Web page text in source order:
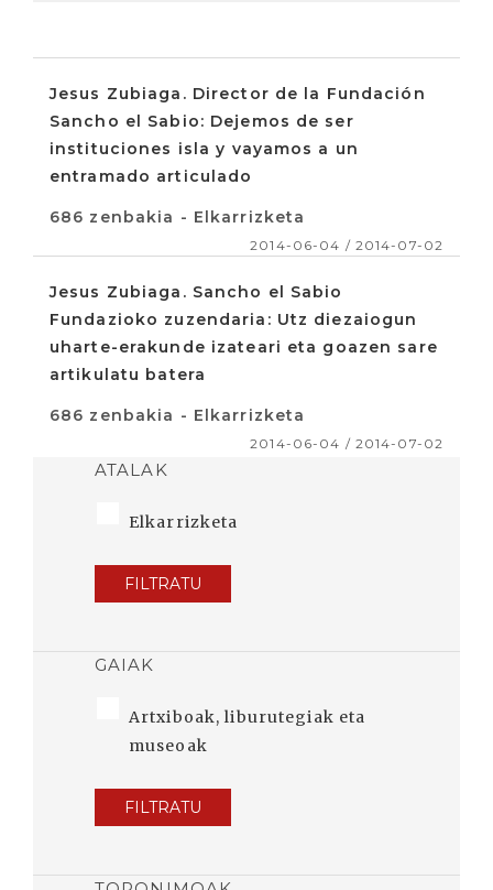
Jesus Zubiaga. Director de la Fundación
Sancho el Sabio: Dejemos de ser
instituciones isla y vayamos a un
entramado articulado
686 zenbakia - Elkarrizketa
2014-06-04 / 2014-07-02
Jesus Zubiaga. Sancho el Sabio
Fundazioko zuzendaria: Utz diezaiogun
uharte-erakunde izateari eta goazen sare
artikulatu batera
686 zenbakia - Elkarrizketa
2014-06-04 / 2014-07-02
ATALAK
Elkarrizketa
FILTRATU
GAIAK
Artxiboak, liburutegiak eta
museoak
FILTRATU